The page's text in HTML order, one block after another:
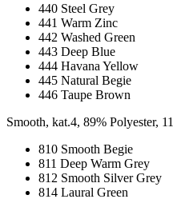
440 Steel Grey
441 Warm Zinc
442 Washed Green
443 Deep Blue
444 Havana Yellow
445 Natural Begie
446 Taupe Brown
Smooth, kat.4, 89% Polyester,
810 Smooth Begie
811 Deep Warm Grey
812 Smooth Silver Grey
814 Laural Green